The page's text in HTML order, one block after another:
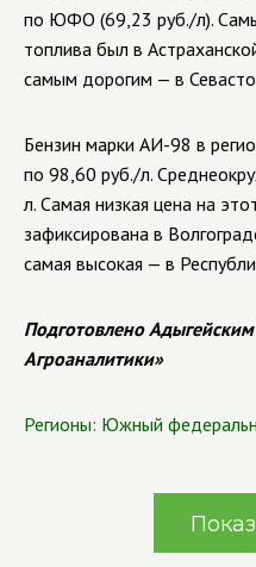
по ЮФО (69,23 руб./л).
топлива был в
самым дорогим — в
Бензин марки АИ-98 в
по 98,60 руб./л.
л. Самая низкая цена на
зафиксирована в
самая высокая — в
Подготовлено
Агроаналитики»
Регионы: Южный